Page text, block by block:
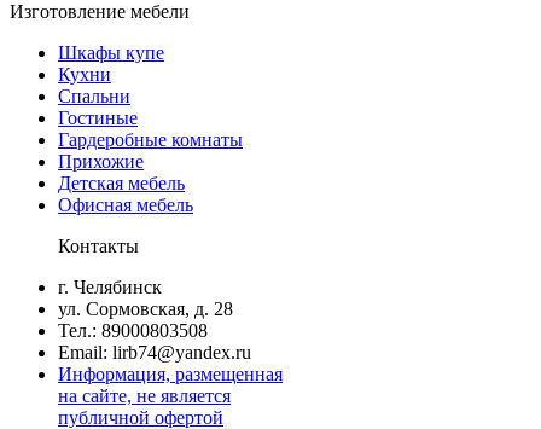
Изготовление мебели
Шкафы купе
Кухни
Спальни
Гостиные
Гардеробные комнаты
Прихожие
Детская мебель
Офисная мебель
Контакты
г. Челябинск
ул. Сормовская, д. 28
Тел.: 89000803508
Email: lirb74@yandex.ru
Информация, размещенная
на сайте, не является
публичной офертой